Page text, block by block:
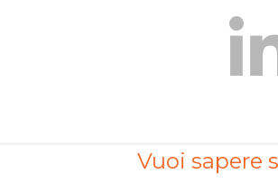
Vuoi sapere